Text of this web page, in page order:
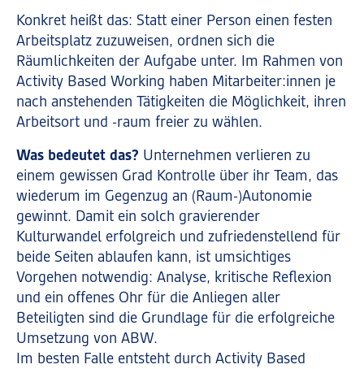
Konkret heißt das: Statt einer Person einen festen
Arbeitsplatz zuzuweisen, ordnen sich die
Räumlichkeiten der Aufgabe unter. Im Rahmen von
Activity Based Working haben Mitarbeiter:innen je
nach anstehenden Tätigkeiten die Möglichkeit, ihren
Arbeitsort und -raum freier zu wählen.
Was bedeutet das? Unternehmen verlieren zu
einem gewissen Grad Kontrolle über ihr Team, das
wiederum im Gegenzug an (Raum-)Autonomie
gewinnt. Damit ein solch gravierender
Kulturwandel erfolgreich und zufriedenstellend für
beide Seiten ablaufen kann, ist umsichtiges
Vorgehen notwendig: Analyse, kritische Reflexion
und ein offenes Ohr für die Anliegen aller
Beteiligten sind die Grundlage für die erfolgreiche
Umsetzung von ABW.
Im besten Falle entsteht durch Activity Based